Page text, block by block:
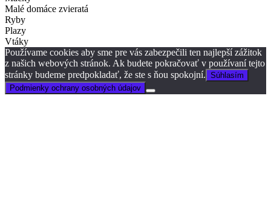
Malé domáce zvieratá
Ryby
Plazy
Vtáky
Používame cookies aby sme pre vás zabezpečili ten najlepší zážitok
z našich webových stránok. Ak budete pokračovať v používaní tejto
stránky budeme predpokladať, že ste s ňou spokojní. Súhlasím
Podmienky ochrany osobných údajov